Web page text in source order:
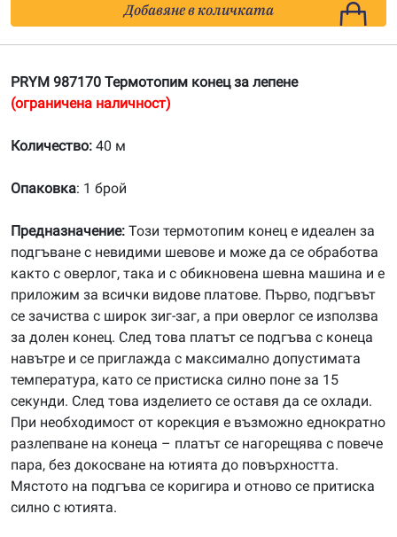
987170
Термотопим
за
лепене
Добавяне в количката
PRYM 987170 Термотопим конец за лепене
(ограничена наличност)
Количество: 40 м
Опаковка: 1 брой
Предназначение: Този термотопим конец е идеален за
подгъване с невидими шевове и може да се обработва
както с оверлог, така и с обикновена шевна машина и е
приложим за всички видове платове. Първо, подгъвът
се зачиства с широк зиг-заг, а при оверлог се използва
за долен конец. След това платът се подгъва с конеца
навътре и се приглажда с максимално допустимата
температура, като се пристиска силно поне за 15
секунди. След това изделието се оставя да се охлади.
При необходимост от корекция е възможно еднократно
разлепване на конеца – платът се нагорещява с повече
пара, без докосване на ютията до повърхността.
Мястото на подгъва се коригира и отново се притиска
силно с ютията.